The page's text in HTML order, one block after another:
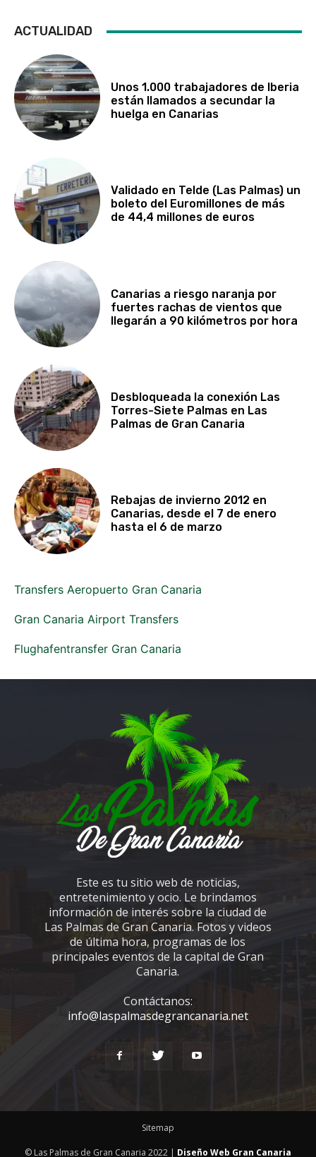
ACTUALIDAD
Unos 1.000 trabajadores de Iberia
están llamados a secundar la
huelga en Canarias
Validado en Telde (Las Palmas) un
boleto del Euromillones de más
de 44,4 millones de euros
Canarias a riesgo naranja por
fuertes rachas de vientos que
llegarán a 90 kilómetros por hora
Desbloqueada la conexión Las
Torres-Siete Palmas en Las
Palmas de Gran Canaria
Rebajas de invierno 2012 en
Canarias, desde el 7 de enero
hasta el 6 de marzo
Transfers Aeropuerto Gran Canaria
Gran Canaria Airport Transfers
Flughafentransfer Gran Canaria
Este es tu sitio web de noticias,
entretenimiento y ocio. Le brindamos
información de interés sobre la ciudad de
Las Palmas de Gran Canaria. Fotos y videos
de última hora, programas de los
principales eventos de la capital de Gran
Canaria.
Contáctanos:
info@laspalmasdegrancanaria.net
Sitemap
© Las Palmas de Gran Canaria 2022 | Diseño Web Gran Canaria